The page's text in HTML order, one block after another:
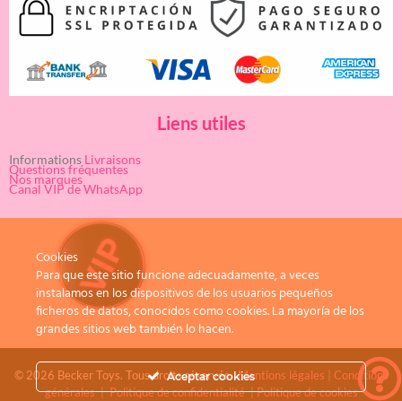
Liens utiles
Informations Livraisons
Questions fréquentes
Nos marques
Canal VIP de WhatsApp
© 2026 Becker Toys. Tous droits réservés.Mentions légales
Conditions
générales|Politique de confidentialité|Politique de cookies
Cookies
Para que este sitio funcione adecuadamente, a veces
instalamos en los dispositivos de los usuarios pequeños
ficheros de datos, conocidos como cookies. La mayoría de los
grandes sitios web también lo hacen.
Aceptar cookies